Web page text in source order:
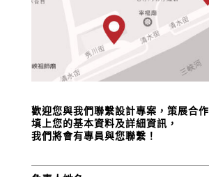
歡迎您與我們聯繫設計專案，策展合作
填上您的基本資料及詳細資訊，
我們將會有專員與您聯繫！